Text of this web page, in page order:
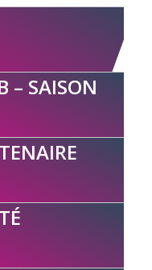
– SAISON